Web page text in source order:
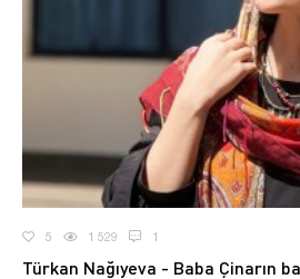
5 1 529 1
Türkan Nağıyeva - Baba Çinarın